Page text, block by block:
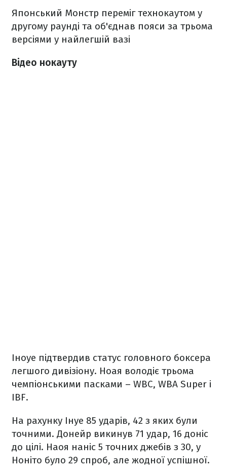
Японський Монстр переміг технокаутом у
другому раунді та об'єднав пояси за трьома
версіями у найлегшій вазі
Відео нокауту
Іноуе підтвердив статус головного боксера
легшого дивізіону. Ноая володіє трьома
чемпіонськими пасками – WBC, WBA Super і
IBF.
На рахунку Інуе 85 ударів, 42 з яких були
точними. Донейр викинув 71 удар, 16 доніс
до цілі. Наоя наніс 5 точних джебів з 30, у
Ноніто було 29 спроб, але жодної успішної.